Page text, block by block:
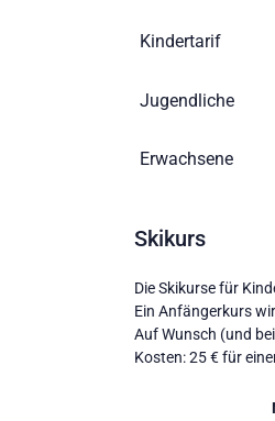
Kindertarif
Jugendliche
Erwachsene
Skikurs
Die Skikurse für
Ein Anfängerkurs
Auf Wunsch (und
Kosten: 25 € für